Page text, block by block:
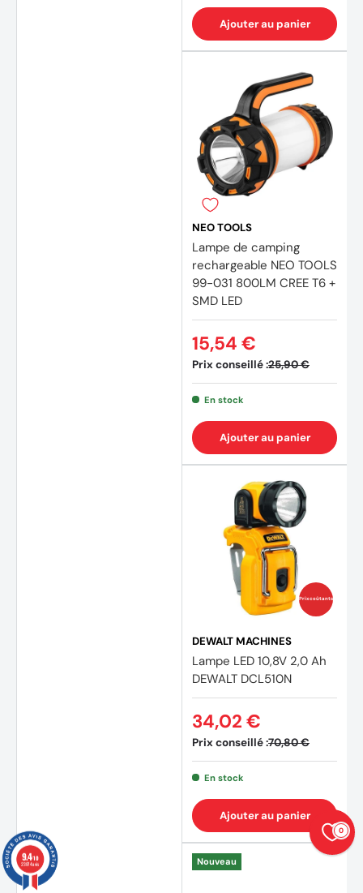
Ajouter au panier
NEO TOOLS
Lampe de camping
rechargeable NEO TOOLS
99-031 800LM CREE T6 +
SMD LED
Prix conseillé :25,90 €
15,54 €
En stock
Ajouter au panier
Prix coûtants
DEWALT MACHINES
Lampe LED 10,8V 2,0 Ah
DEWALT DCL510N
Prix conseillé :70,80 €
34,02 €
En stock
Ajouter au panier
Nouveau
0
9.4/10
23874 avis